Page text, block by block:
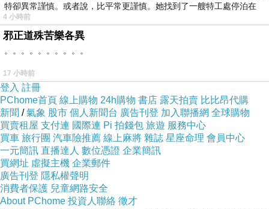
甚至有可能實現可以出國工作的情景，不過一切
還是依照當時情況考量，如果真的解封，但是疫
| 國外工作好嗎？
國外的工作機會真的有比較好嗎？不一定，端看
你個人的能力能在台灣拿到多少錢的常見薪資，
例如露娜本身文科出身，了不起兼個行政職和文
書處理，打字上表格，一個月頂多35K三萬五出
頭就很厲害了，這還是在台中的薪資水平，在台
北要生活，你沒有個37K三萬七、40K四萬起
特卻異常謹慎。或者說，比平常更謹慎。她找到了一艘特工處停泊在
4 小時前
邪正道殊苦樂各異
。。。。。。。。。。
17 小時前
登入 註冊
PChome首頁 線上購物 24h購物 書店 露天拍賣 比比昂代購
新聞 /氣象 股市 個人新聞台 廣告刊登 加入聯播網 全球購物
買賣租屋 支付連 國際連 Pi 拍錢包 旅遊 服務中心
買車 旅行團 汽車險推薦 線上麻將 雜誌 星座命理 會員中心
一元簡訊 直播達人 數位憑證 企業簡訊
買網址 虛擬主機 企業郵件
廣告刊登 隱私權聲明
消費者保護 兒童網路安全
About PChome 投資人聯絡 徵才